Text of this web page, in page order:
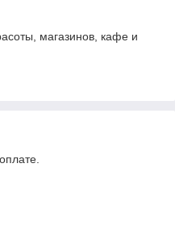
магазинов, кафе и